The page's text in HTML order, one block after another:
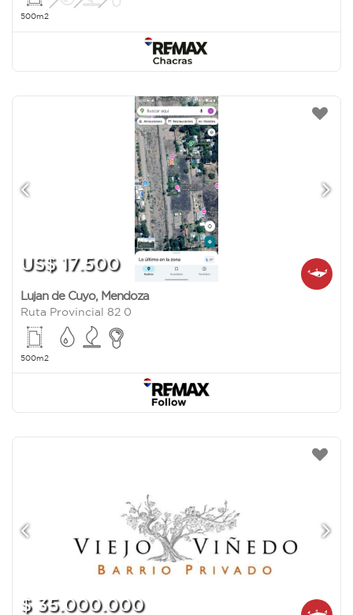
500m2
US$ 17.500
Lujan de Cuyo, Mendoza
Ruta Provincial 82 0
500m2
$ 35.000.000